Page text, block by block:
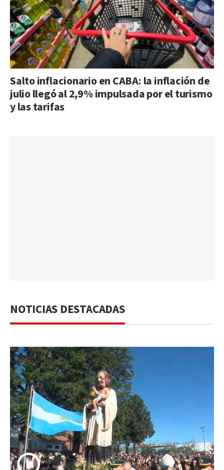
Salto inflacionario en CABA: la inflación de
julio llegó al 2,9% impulsada por el turismo
y las tarifas
NOTICIAS DESTACADAS